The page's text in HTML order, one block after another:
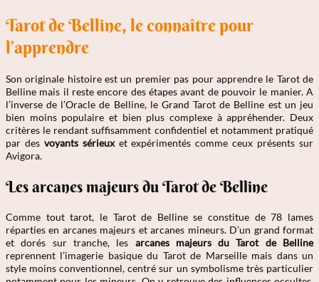
Tarot de Belline, le connaître pour
l’apprendre
Son originale histoire est un premier pas pour apprendre le Tarot de
Belline mais il reste encore des étapes avant de pouvoir le manier. A
l’inverse de l’Oracle de Belline, le Grand Tarot de Belline est un jeu
bien moins populaire et bien plus complexe à appréhender. Deux
critères le rendant suffisamment confidentiel et notamment pratiqué
par des voyants sérieuxet expérimentés comme ceux présents sur
Avigora.
Les arcanes majeurs du Tarot de Belline
Comme tout tarot, le Tarot de Belline se constitue de 78 lames
réparties en arcanes majeurs et arcanes mineurs. D’un grand format
et dorés sur tranche, les arcanes majeurs du Tarot de Belline
reprennent l’imagerie basique du Tarot de Marseille mais dans un
style moins conventionnel, centré sur un symbolisme très particulier